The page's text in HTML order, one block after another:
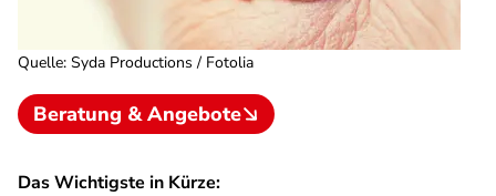
Quelle: Syda Productions / Fotolia
Beratung & Angebote
Das Wichtigste in Kürze: